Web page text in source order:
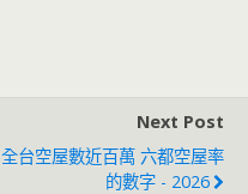
Next Post
全台空屋數近百萬 六都空屋率
的數字 - 2026